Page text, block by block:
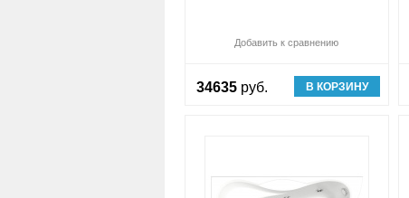
Добавить к сравнению
34635 руб. В КОРЗИНУ